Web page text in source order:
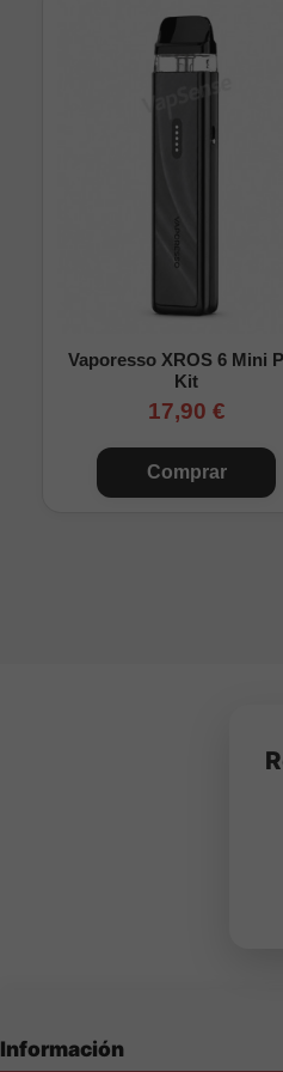
Vaporesso XROS 6 Mini
Kit
17,90 €
Comprar
Información